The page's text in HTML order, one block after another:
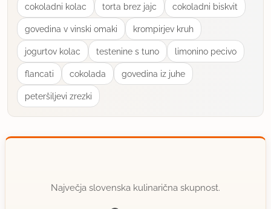
cokoladni kolac torta brez jajc cokoladni biskvit
govedina v vinski omaki krompirjev kruh
jogurtov kolac testenine s tuno limonino pecivo
flancati cokolada govedina iz juhe
peteršiljevi zrezki
Največja slovenska kulinarična skupnost.